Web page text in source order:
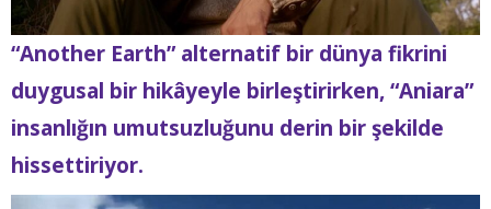
“Another Earth” alternatif bir dünya fikrini
duygusal bir hikâyeyle birleştirirken, “Aniara”
insanlığın umutsuzluğunu derin bir şekilde
hissettiriyor.